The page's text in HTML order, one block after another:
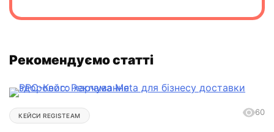
Рекомендуємо статті
КЕЙСИ REGISTEAM 60